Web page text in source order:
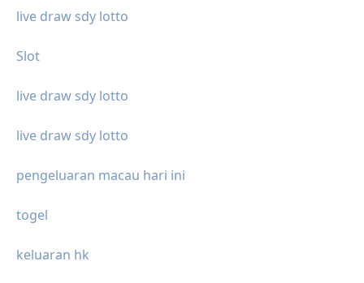
live draw sdy lotto
Slot
live draw sdy lotto
live draw sdy lotto
pengeluaran macau hari ini
togel
keluaran hk